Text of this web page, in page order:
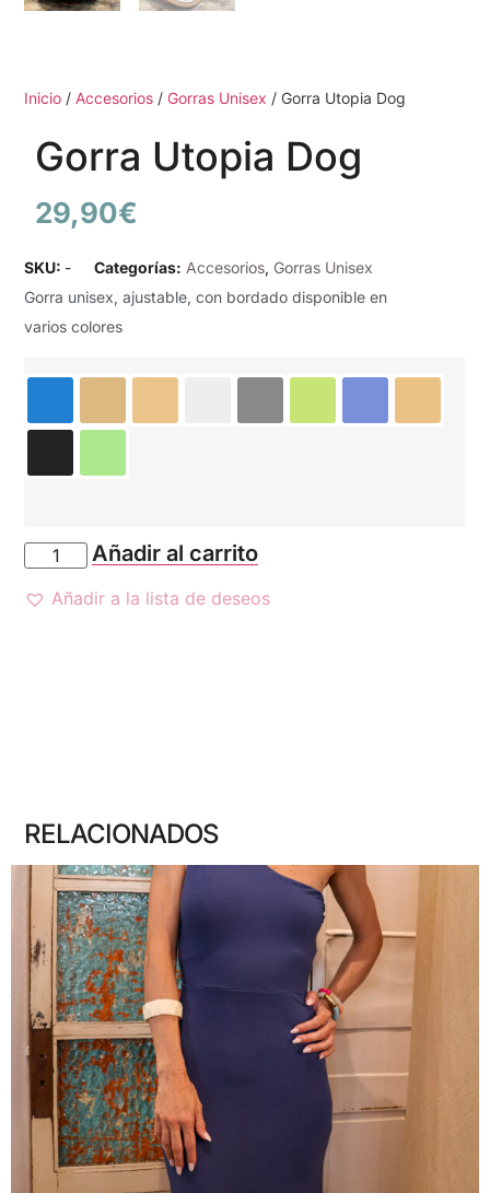
Inicio / Accesorios / Gorras Unisex / Gorra Utopia Dog
Gorra Utopia Dog
29,90€
SKU: - Categorías: Accesorios, Gorras Unisex
Gorra unisex, ajustable, con bordado disponible en
varios colores
Añadir al carrito
Añadir a la lista de deseos
RELACIONADOS